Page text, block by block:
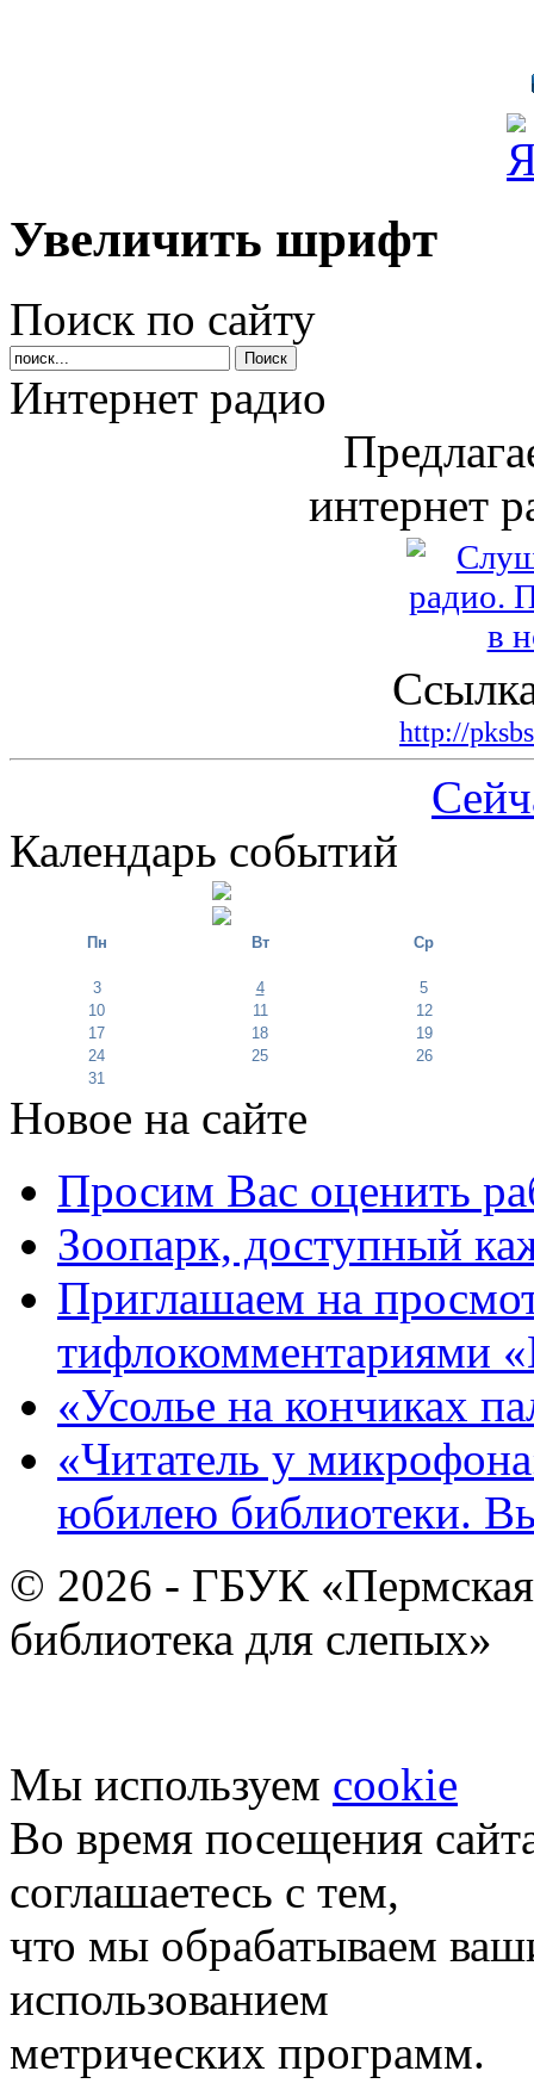
Увеличить шрифт
Поиск по сайту
Интернет радио
интернет
http://
Календарь событий
Пн Вт Ср
3 4
5
10
11
12
17
18
19
24
25
26
31
Новое на сайте
Просим Вас оценить
Зоопарк, доступный
Приглашаем на
тифлокомментариями
«Усолье на кончиках
«Читатель у
юбилею библиотеки.
© 2026 - ГБУК «Пермская
библиотека для слепых»
Мы используем cookie
Во время посещения
соглашаетесь с тем,
что мы обрабатываем
использованием
метрических программ.